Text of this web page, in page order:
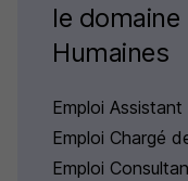
le domaine
Humaines
Emploi Assistant
Emploi Chargé
Emploi